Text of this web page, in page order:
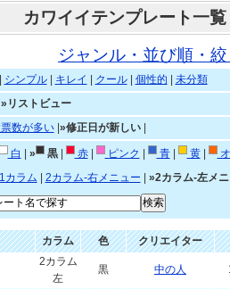
カワイイテンプレート一覧
ジャンル・並び順・
シンプル| キレイ クール| 個性的
未分類
»リストビュー
数が多い| »修正日が新しい|
白 » 黒| 赤| ピンク 青| 黄|
1カラム 2カラム-右メニュー
»2カラム-左メ
カラム 色 クリエイター
2カラム
左
黒 中の人